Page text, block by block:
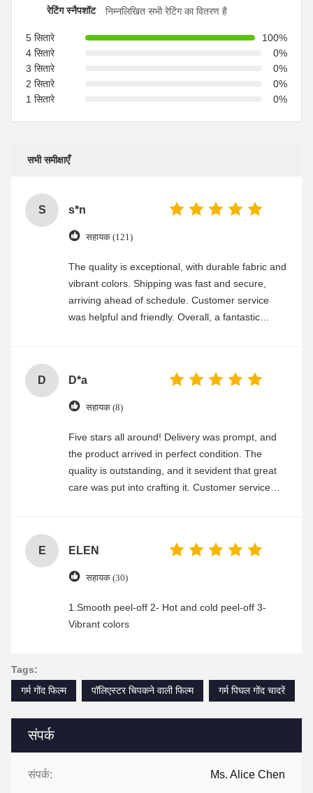
संपर्क
संपर्क: Ms. Alice Chen
रेटिंग स्नैपशॉट निम्नलिखित सभी रेटिंग का वितरण है
5 सितारे
100%
4 सितारे
0%
3 सितारे
0%
2 सितारे
0%
1 सितारे
0%
सभी समीक्षाएँ
S s*n
सहायक (121)
The quality is exceptional, with durable fabric and
vibrant colors. Shipping was fast and secure,
arriving ahead of schedule. Customer service
was helpful and friendly. Overall, a fantastic
D D*a
सहायक (8)
Five stars all around! Delivery was prompt, and
the product arrived in perfect condition. The
quality is outstanding, and it sevident that great
care was put into crafting it. Customer service
E ELEN
सहायक (30)
1.Smooth peel-off 2- Hot and cold peel-off 3-
Vibrant colors
Tags:
गर्म गोंद फिल्म
पॉलिएस्टर चिपकने वाली फिल्म गर्म पिघल गोंद चादरें